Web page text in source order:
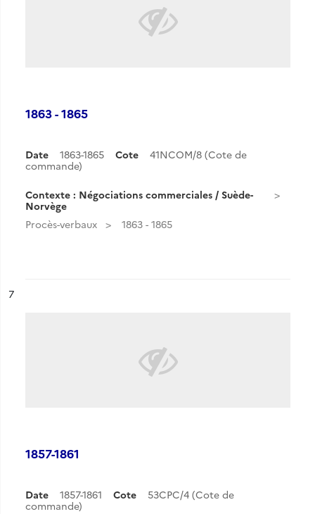
1863 - 1865
Date 1863-1865 Cote
41NCOM/8 (Cote de
commande)
Contexte : Négociations commerciales / Suède-
Norvège
Procès-verbaux
1863 - 1865
n°
7
1857-1861
Date 1857-1861 Cote
53CPC/4 (Cote de
commande)